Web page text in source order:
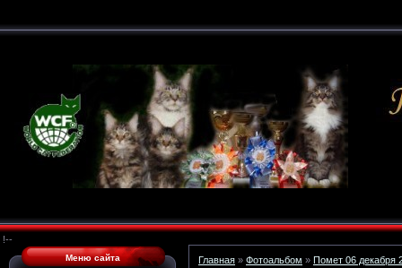
!--
Меню сайта Главная » Фотоальбом » Помет 06 декабря